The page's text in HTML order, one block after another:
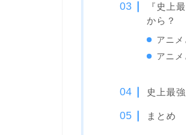
『史上
から？
アニメ
アニメ
史上最
まとめ